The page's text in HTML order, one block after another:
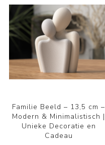
Familie Beeld – 13,5 cm –
Modern & Minimalistisch |
Unieke Decoratie en
Cadeau